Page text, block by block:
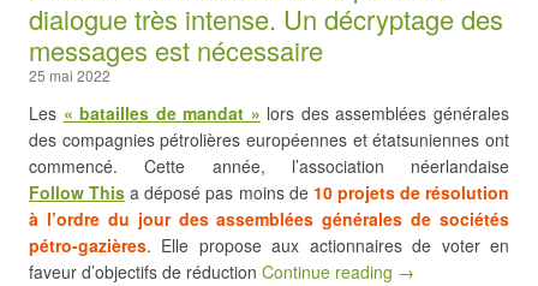
dialogue très intense. Un décryptage des
messages est nécessaire
25 mai 2022
Les « batailles de mandat » lors des assemblées générales
des compagnies pétrolières européennes et étatsuniennes ont
commencé. Cette année, l’association néerlandaise
Follow This a déposé pas moins de 10 projets de résolution
à l’ordre du jour des assemblées générales de sociétés
pétro-gazières. Elle propose aux actionnaires de voter en
faveur d’objectifs de réduction Continue reading →